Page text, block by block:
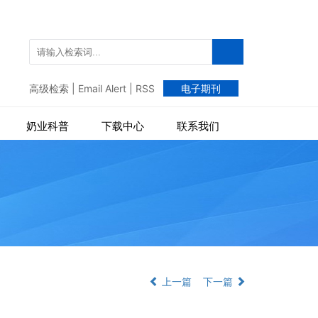
高级检索 Email Alert RSS 电子期刊
奶业科普 下载中心 联系我们
上一篇 下一篇